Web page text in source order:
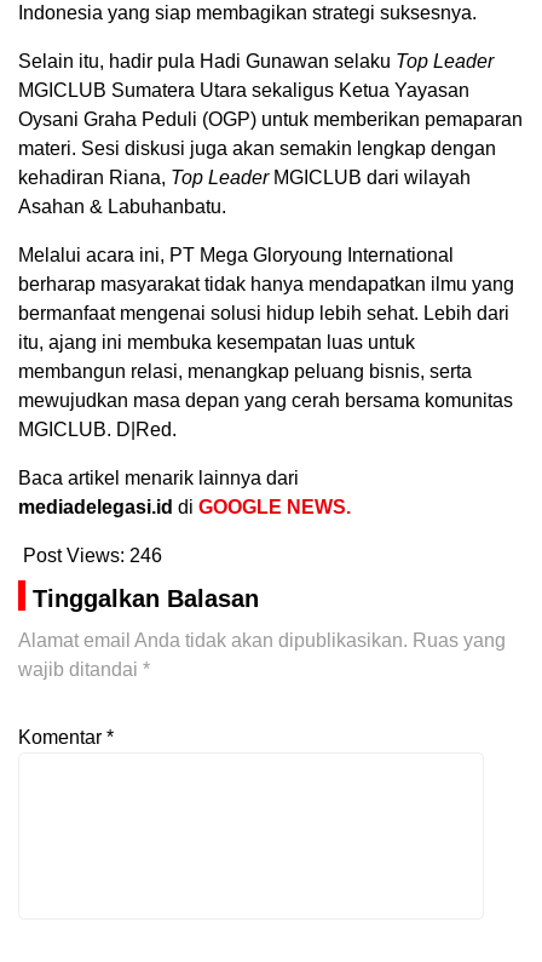
Indonesia yang siap membagikan strategi suksesnya.
Selain itu, hadir pula Hadi Gunawan selaku Top Leader
MGICLUB Sumatera Utara sekaligus Ketua Yayasan
Oysani Graha Peduli (OGP) untuk memberikan pemaparan
materi. Sesi diskusi juga akan semakin lengkap dengan
kehadiran Riana, Top LeaderMGICLUB dari wilayah
Asahan & Labuhanbatu.
Melalui acara ini, PT Mega Gloryoung International
berharap masyarakat tidak hanya mendapatkan ilmu yang
bermanfaat mengenai solusi hidup lebih sehat. Lebih dari
itu, ajang ini membuka kesempatan luas untuk
membangun relasi, menangkap peluang bisnis, serta
mewujudkan masa depan yang cerah bersama komunitas
MGICLUB. D|Red.
Baca artikel menarik lainnya dari
mediadelegasi.id di GOOGLE NEWS.
Post Views: 246
Tinggalkan Balasan
Alamat email Anda tidak akan dipublikasikan. Ruas yang
wajib ditandai *
Komentar *